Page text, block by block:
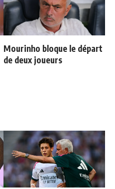
Mourinho bloque le départ
de deux joueurs